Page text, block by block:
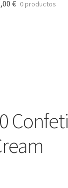
€ 0 productos
Confeti